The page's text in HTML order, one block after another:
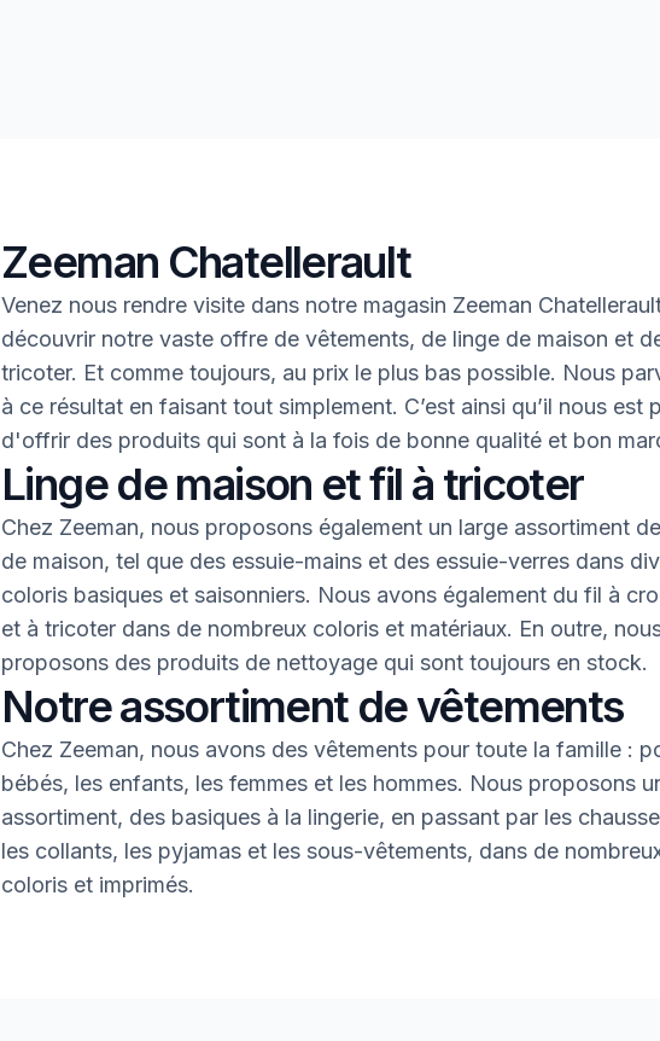
Zeeman Chatellerault
Venez nous rendre visite dans notre magasin Zeeman
découvrir notre vaste offre de vêtements, de linge de maison et
tricoter. Et comme toujours, au prix le plus bas possible. Nous
à ce résultat en faisant tout simplement. C’est ainsi qu’il nous est
d'offrir des produits qui sont à la fois de bonne qualité et bon
Linge de maison et fil à tricoter
Chez Zeeman, nous proposons également un large assortiment
de maison, tel que des essuie-mains et des essuie-verres dans
coloris basiques et saisonniers. Nous avons également du fil à
et à tricoter dans de nombreux coloris et matériaux. En outre,
proposons des produits de nettoyage qui sont toujours en stock.
Notre assortiment de vêtements
Chez Zeeman, nous avons des vêtements pour toute la famille :
bébés, les enfants, les femmes et les hommes. Nous proposons
assortiment, des basiques à la lingerie, en passant par les
les collants, les pyjamas et les sous-vêtements, dans de
coloris et imprimés.